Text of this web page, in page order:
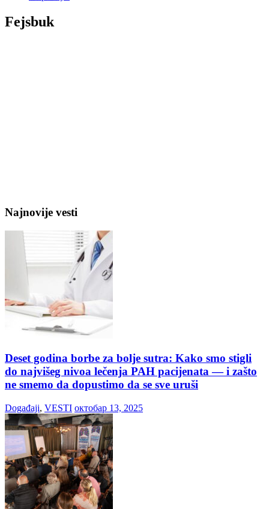
Fejsbuk
Najnovije vesti
Deset godina borbe za bolje sutra: Kako smo stigli
do najvišeg nivoa lečenja PAH pacijenata — i zašto
ne smemo da dopustimo da se sve uruši
Događaji, VESTI октобар 13, 2025